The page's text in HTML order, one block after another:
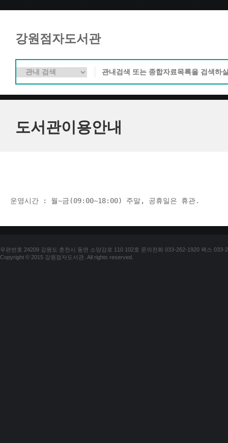
강원점자도서관
도서관이용안내
운영시간 : 월~금(09:00~18:00) 주말, 공휴일은 휴관.
우편번호 24209 강원도 춘천시 동면 소양강로 110 102호 문의전화 033-262-1920 팩스 033-
Copyright © 2015 강원점자도서관. All rights reserved.